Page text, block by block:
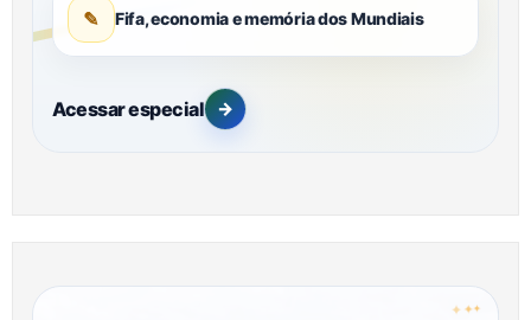
✎ Fifa, economia e memória dos Mundiais
Acessar especial →
✦ ✦✦